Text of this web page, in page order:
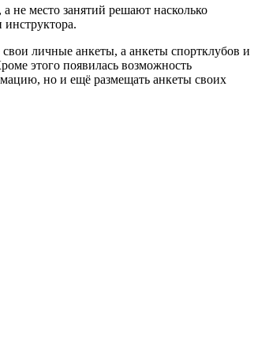
не место занятий решают насколько
личные анкеты, а анкеты спортклубов и
этого появилась возможность
но и ещё размещать анкеты своих